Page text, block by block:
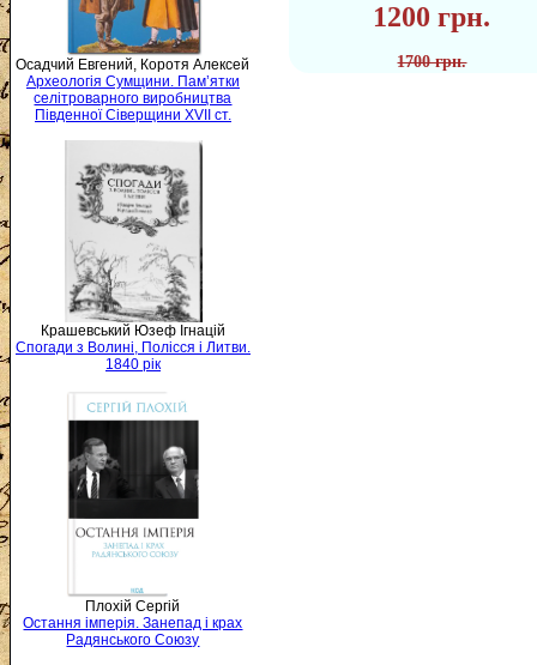
Осадчий Евгений, Коротя Алексей
Археологія Сумщини. Пам’ятки
селітроварного виробництва
Південної Сіверщини XVII ст.
Крашевський Юзеф Ігнацій
Спогади з Волині, Полісся і Литви.
1840 рік
Плохій Сергій
Остання імперія. Занепад і крах
Радянського Союзу
1200 грн.
1700 грн.